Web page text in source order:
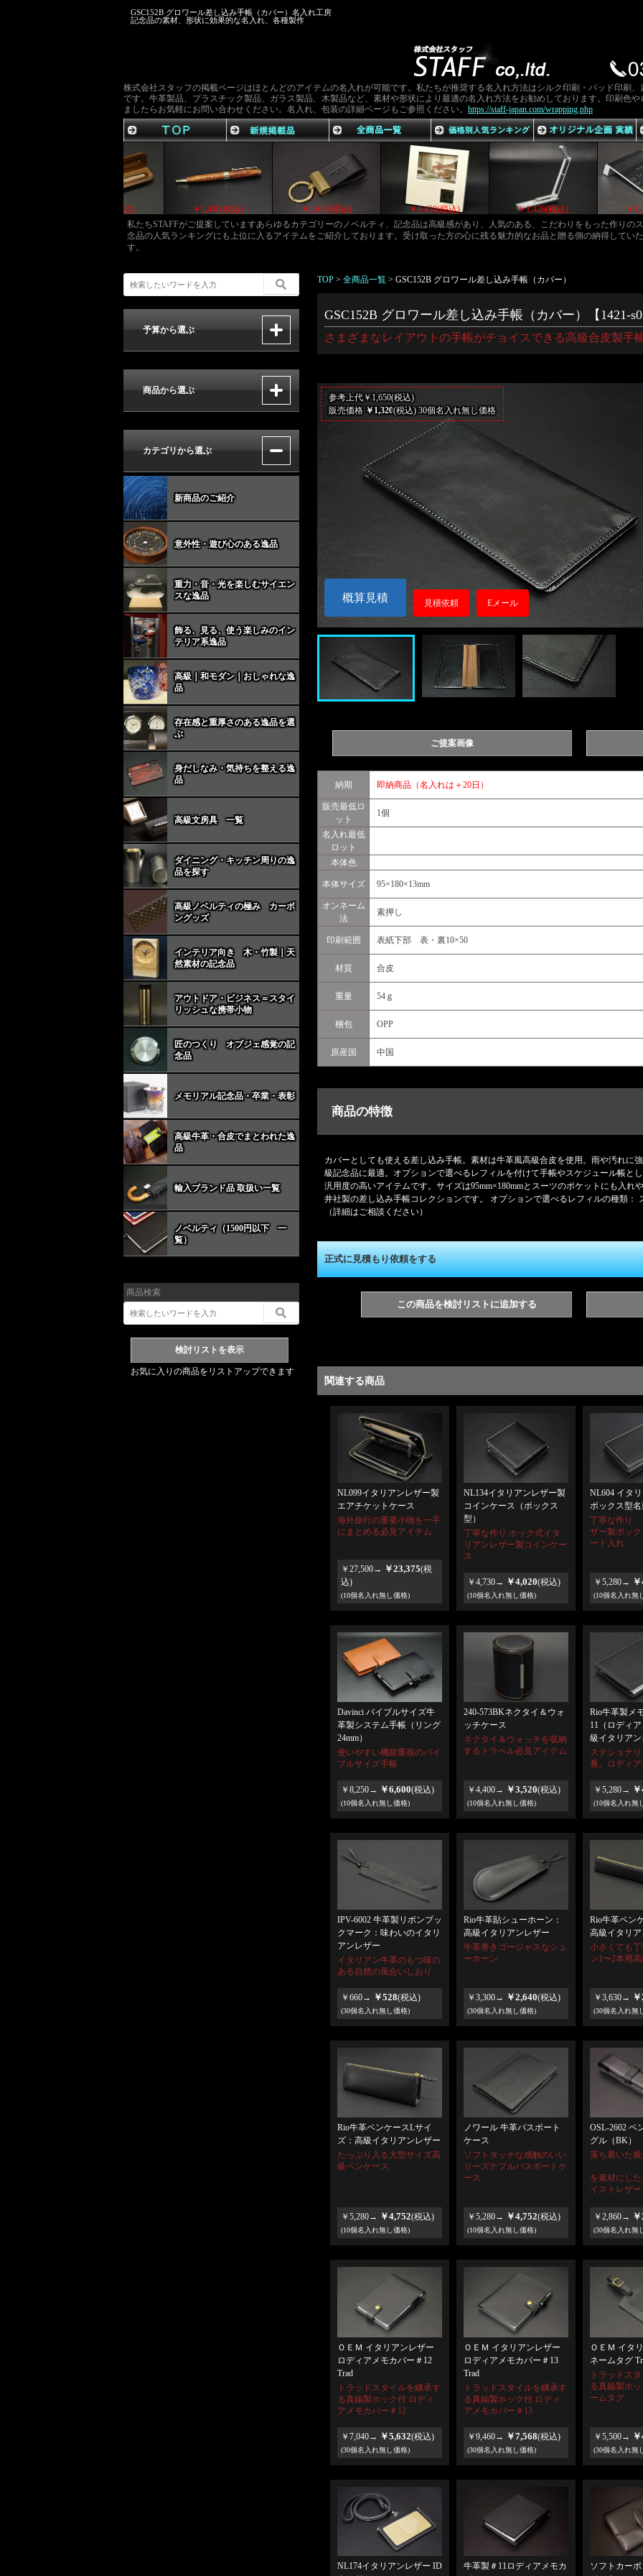
GSC152B グロワール差し込み手帳（カバー）名入れ工房
記念品の素材、形状に効果的な名入れ、各種製作
株式会社スタッフの掲載ページはほとんどのアイテムの名入れが可能です。私たちが推奨する名入れ方法はシルク印刷・パッド印刷
です。牛革製品、プラスチック製品、ガラス製品、木製品など、素材や形状により最適の名入れ方法をお勧めしております。印刷色
ましたらお気軽にお問い合わせください。名入れ、包装の詳細ページもご参照ください。 https://staff-japan.com/wrapping.php
￥1,452(税込) ￥1,452(税込) ￥1,430(税込) ￥1,430(税込)
￥1,430(税込)
私たちSTAFFがご提案していますあらゆるカテゴリーのノベルティ、記念品は高級感があり、人気のある、こだわりをもった作りの
念品の人気ランキングにも上位に入るアイテムをご紹介しております。受け取った方の心に残る魅力的なお品と贈る側の納得してい
す。
TOP > 全商品一覧 > GSC152B グロワール差し込み手帳（カバー）
GSC152B グロワール差し込み手帳（カバー）【1421-
さまざまなレイアウトの手帳がチョイスできる高級合皮製手
参考上代￥1,650(税込)
販売価格 ￥1,320(税込) 30個名入れ無し価格
概算見積 見積依頼 Eメール
ご提案画像
納期 即納商品（名入れは＋20日）
販売最低ロ
ット
1個
名入れ最低
ロット
本体色
本体サイズ 95×180×13mm
オンネーム
法
素押し
印刷範囲 表紙下部 表・裏10×50
材質 合皮
重量 54ｇ
梱包 OPP
原産国 中国
商品の特徴
カバーとしても使える差し込み手帳。素材は牛革風高級合皮を使用。雨や汚れに
級記念品に最適。オプションで選べるレフィルを付けて手帳やスケジュール帳と
汎用度の高いアイテムです。サイズは95mm×180mmとスーツのポケットにも入
井社製の差し込み手帳コレクションです。 オプションで選べるレフィルの種類：
（詳細はご相談ください）
正式に見積もり依頼をする
この商品を検討リストに追加する
関連する商品
NL099イタリアンレザー製
エアチケットケース
海外旅行の重要小物を一手
にまとめる必見アイテム
￥27,500→ ￥23,375(税
込)
(10個名入れ無し価格)
NL134イタリアンレザー製
コインケース（ボックス
型）
丁寧な作り ホック式イタ
リアンレザー製コインケー
ス
￥4,730→ ￥4,020(税込)
(10個名入れ無し価格)
NL604 イタ
ボックス型
丁寧な作り
ザー製ボッ
ード入れ
￥5,280→
(10個名入れ無
Davinci バイブルサイズ牛
革製システム手帳（リング
24mm）
使いやすい機能重視のバイ
ブルサイズ手帳
￥8,250→ ￥6,600(税込)
(10個名入れ無し価格)
240-573BKネクタイ＆ウォ
ッチケース
ネクタイ＆ウォッチを収納
するトラベル必見アイテム
￥4,400→ ￥3,520(税込)
(10個名入れ無し価格)
Rio牛革製メ
11（ロディ
級イタリア
ステショナ
番。ロディ
￥5,280→
(10個名入れ無
IPV-6002 牛革製リボンブッ
クマーク：味わいのイタリ
アンレザー
イタリアン牛革のもつ味の
ある自然の風合いしおり
￥660→ ￥528(税込)
(30個名入れ無し価格)
Rio牛革貼シューホーン：
高級イタリアンレザー
牛革巻きゴージャスなシュ
ーホーン
￥3,300→ ￥2,640(税込)
(30個名入れ無し価格)
Rio牛革ペン
高級イタリ
小さくても
ン1〜2本用
￥3,630→
(30個名入れ無
Rio牛革ペンケースLサイ
ズ：高級イタリアンレザー
たっぷり入る大型サイズ高
級ペンケース
￥5,280→ ￥4,752(税込)
(10個名入れ無し価格)
ノワール 牛革パスポート
ケース
ソフトタッチな感触のいい
リーズナブルパスポートケ
ース
￥5,280→ ￥4,752(税込)
(10個名入れ無し価格)
OSL-2602 ペ
グル（BK）
落ち着いた
を素材にし
イストレザ
￥2,860→
(30個名入れ無
ＯＥＭ イタリアンレザー
ロディアメモカバー＃12
Trad
トラッドスタイルを継承す
る真鍮製ホック付 ロディ
アメモカバー＃12
￥7,040→ ￥5,632(税込)
(30個名入れ無し価格)
ＯＥＭ イタリアンレザー
ロディアメモカバー＃13
Trad
トラッドスタイルを継承す
る真鍮製ホック付 ロディ
アメモカバー＃13
￥9,460→ ￥7,568(税込)
(30個名入れ無し価格)
ＯＥＭ イタ
ネームタグ
トラッドス
る真鍮製ホ
ームタグ
￥5,500→
(30個名入れ無
NL174イタリアンレザー ID
牛革製＃11ロディアメモカ
ソフトカー
予算から選ぶ
商品から選ぶ
カテゴリから選ぶ
新商品のご紹介
意外性・遊び心のある逸品
重力・音・光を楽しむサイエン
スな逸品
飾る、見る、使う楽しみのイン
テリア系逸品
高級｜和モダン｜おしゃれな逸
品
存在感と重厚さのある逸品を選
ぶ
身だしなみ・気持ちを整える逸
品
高級文房具 一覧
ダイニング・キッチン周りの逸
品を探す
高級ノベルティの極み カーボ
ングッズ
インテリア向き 木・竹製｜天
然素材の記念品
アウトドア・ビジネス＝スタイ
リッシュな携帯小物
匠のつくり オブジェ感覚の記
念品
メモリアル記念品・卒業・表彰
高級牛革・合皮でまとわれた逸
品
輸入ブランド品 取扱い一覧
ノベルティ（1500円以下 一
覧）
商品検索
お気に入りの商品をリストアップできます